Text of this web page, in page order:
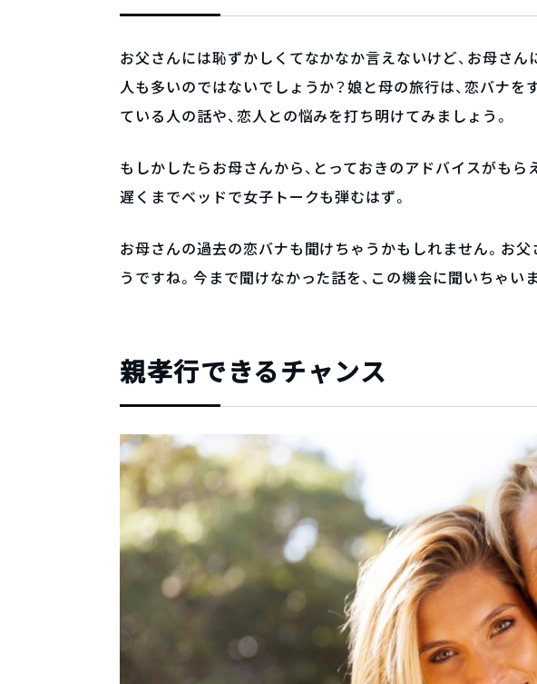
お父さんには恥ずかしくてなかなか言えないけど、お母さん
人も多いのではないでしょうか？娘と母の旅行は、恋バナを
ている人の話や、恋人との悩みを打ち明けてみましょう。
もしかしたらお母さんから、とっておきのアドバイスがもら
遅くまでベッドで女子トークも弾むはず。
お母さんの過去の恋バナも聞けちゃうかもしれません。お
うですね。今まで聞けなかった話を、この機会に聞いちゃい
親孝行できるチャンス